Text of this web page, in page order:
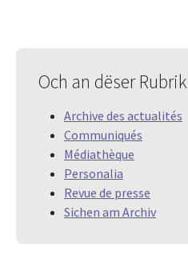
Och an dëser Rubrik
Archive des actualités
Communiqués
Médiathèque
Personalia
Revue de presse
Sichen am Archiv